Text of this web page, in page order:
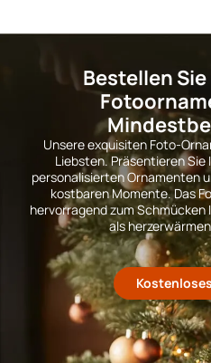
Bestellen
Unsere exquisiten Foto-
Liebsten. Präsentieren Sie
personalisierten Ornamenten
kostbaren Momente. Das
hervorragend zum
als